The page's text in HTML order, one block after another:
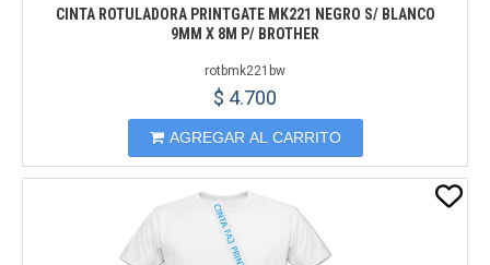
CINTA ROTULADORA PRINTGATE MK221 NEGRO S/ BLANCO
9MM X 8M P/ BROTHER
rotbmk221bw
$ 4.700
AGREGAR AL CARRITO